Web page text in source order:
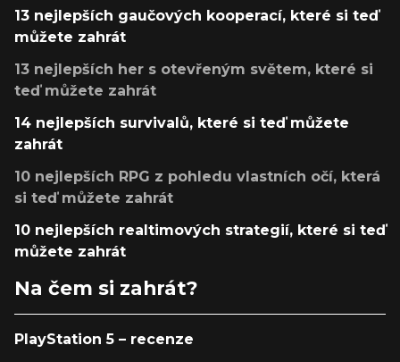
13 nejlepších gaučových kooperací, které si teď
můžete zahrát
13 nejlepších her s otevřeným světem, které si
teď můžete zahrát
14 nejlepších survivalů, které si teď můžete
zahrát
10 nejlepších RPG z pohledu vlastních očí, která
si teď můžete zahrát
10 nejlepších realtimových strategií, které si teď
můžete zahrát
Na čem si zahrát?
PlayStation 5 – recenze